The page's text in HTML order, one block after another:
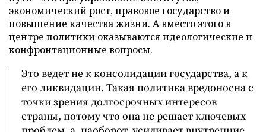
экономический рост, правовое государство и
повышение качества жизни. А вместо этого в
центре политики оказываются идеологические и
конфронтационные вопросы.
Это ведет не к консолидации государства, а к
его ликвидации. Такая политика вредоносна с
точки зрения долгосрочных интересов
страны, потому что она не решает ключевых